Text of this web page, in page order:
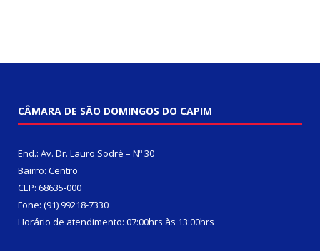
CÂMARA DE SÃO DOMINGOS DO CAPIM
End.: Av. Dr. Lauro Sodré – Nº 30
Bairro: Centro
CEP: 68635-000
Fone: (91) 99218-7330
Horário de atendimento: 07:00hrs às 13:00hrs